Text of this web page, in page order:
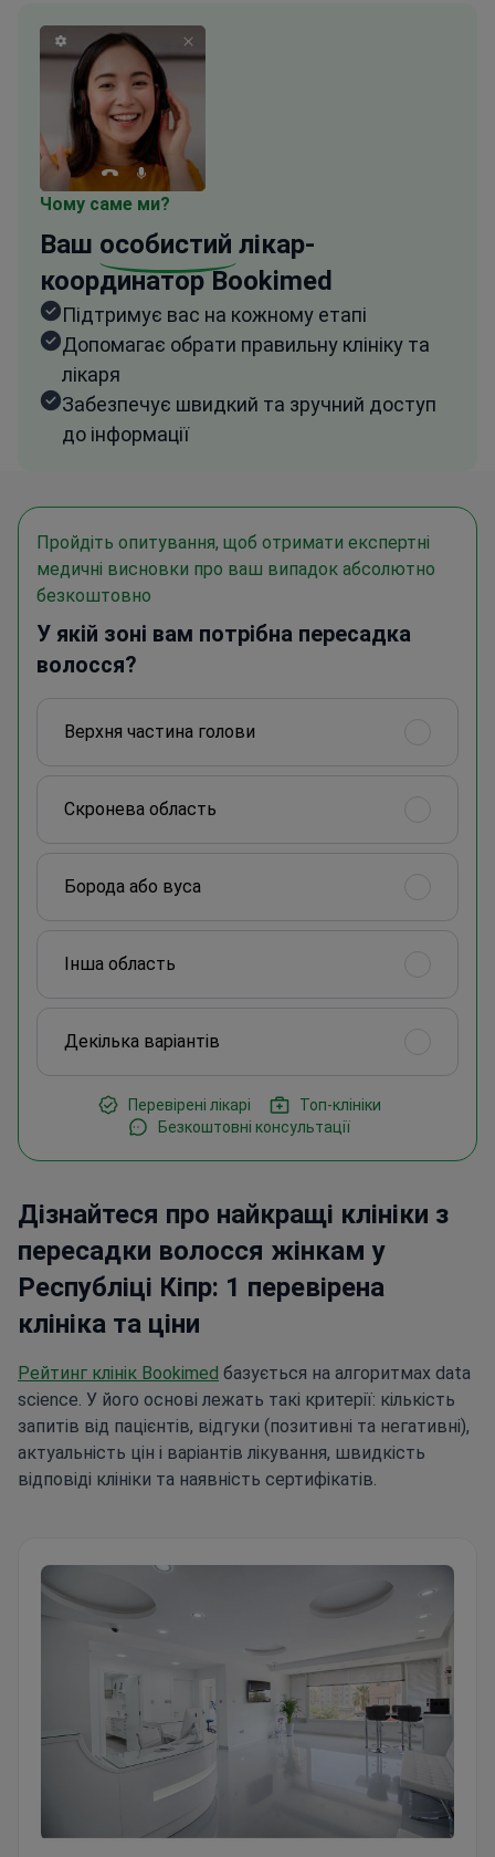
Чому саме ми?
Ваш особистий лікар-
координатор Bookimed
Підтримує вас на кожному етапі
Допомагає обрати правильну клініку та
лікаря
Забезпечує швидкий та зручний доступ
до інформації
Пройдіть опитування, щоб отримати експертні
медичні висновки про ваш випадок абсолютно
безкоштовно
У якій зоні вам потрібна пересадка
волосся?
Верхня частина голови
Скронева область
Борода або вуса
Інша область
Декілька варіантів
Перевірені лікарі
Топ-клініки
Безкоштовні консультації
Дізнайтеся про найкращі клініки з
пересадки волосся жінкам у
Республіці Кіпр: 1 перевірена
клініка та ціни
Рейтинг клінік Bookimed базується на алгоритмах data
science. У його основі лежать такі критерії: кількість
запитів від пацієнтів, відгуки (позитивні та негативні),
актуальність цін і варіантів лікування, швидкість
відповіді клініки та наявність сертифікатів.